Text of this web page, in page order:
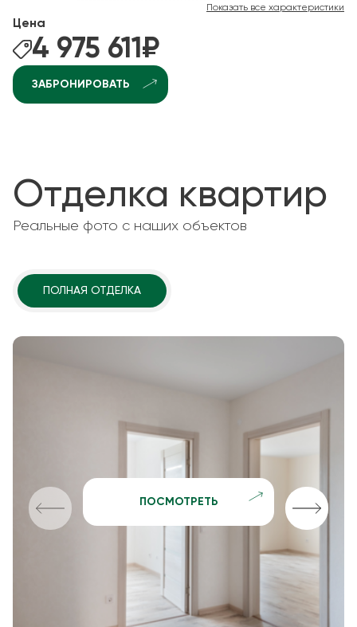
Показать все характеристики
Цена
4 975 611 ₽
ЗАБРОНИРОВАТЬ
Отделка квартир
Реальные фото с наших объектов
ПОЛНАЯ ОТДЕЛКА
ПОСМОТРЕТЬ